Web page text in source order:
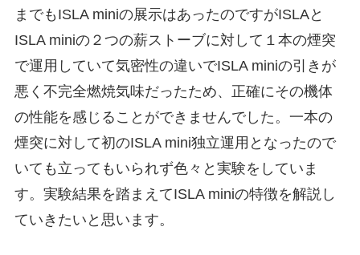
までもISLA miniの展示はあったのですがISLAと
ISLA miniの２つの薪ストーブに対して１本の煙突
で運用していて気密性の違いでISLA miniの引きが
悪く不完全燃焼気味だったため、正確にその機体
の性能を感じることができませんでした。一本の
煙突に対して初のISLA mini独立運用となったので
いても立ってもいられず色々と実験をしていま
す。実験結果を踏まえてISLA miniの特徴を解説し
ていきたいと思います。